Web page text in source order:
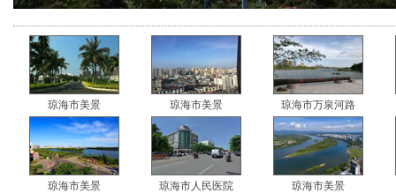
琼海市美景 琼海市美景 琼海市万泉河路
琼海市美景 琼海市人民医院 琼海市美景